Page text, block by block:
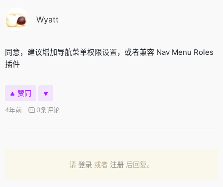
Wyatt
同意，建议增加导航菜单权限设置，或者兼容 Nav Menu Roles
插件
赞同
4年前 0条评论
请 登录 或者 注册 后回复。